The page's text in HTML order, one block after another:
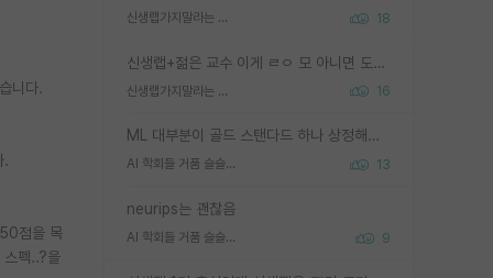
신생랩가지말라는 이유가 있었구나 18
신생랩+젊은 교수 이게 ㄹㅇ 모 아니면 도인듯.
신생랩가지말라는 이유가 있었구나 16
ML 대부분이 골드 스탠다드 하나 상정해놓고 (벤치마크 데이터셋이 여러 개면 여러 개 상정) 그거 얼마나 잘 맞추나 싸움임 가끔 번뜩이는 설계 철학을 보여주는 논문들도 있지만 대부분 그거 성적 얼마나 더 올리느라에 혈안이 되어 있는 측면이 잇음
AI 학회들 거품 슬슬 지적이 나오네요 13
neurips는 괜찮음
AI 학회들 거품 슬슬 지적이 나오네요 9
니다.
.
점을 목
스펙..?을